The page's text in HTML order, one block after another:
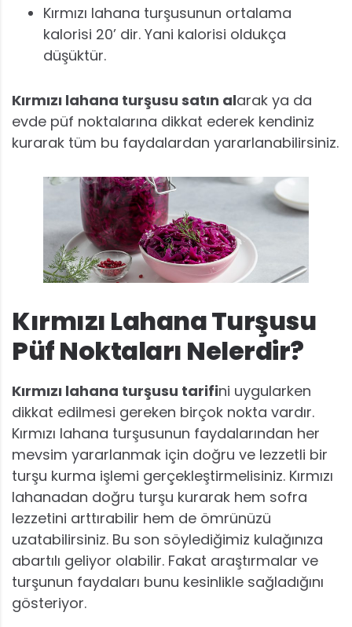
Kırmızı lahana turşusunun ortalama
kalorisi 20’ dir. Yani kalorisi oldukça
düşüktür.
Kırmızı lahana turşusu satın alarak ya da
evde püf noktalarına dikkat ederek kendiniz
kurarak tüm bu faydalardan yararlanabilirsiniz.
Kırmızı Lahana Turşusu
Püf Noktaları Nelerdir?
Kırmızı lahana turşusu tarifini uygularken
dikkat edilmesi gereken birçok nokta vardır.
Kırmızı lahana turşusunun faydalarından her
mevsim yararlanmak için doğru ve lezzetli bir
turşu kurma işlemi gerçekleştirmelisiniz. Kırmızı
lahanadan doğru turşu kurarak hem sofra
lezzetini arttırabilir hem de ömrünüzü
uzatabilirsiniz. Bu son söylediğimiz kulağınıza
abartılı geliyor olabilir. Fakat araştırmalar ve
turşunun faydaları bunu kesinlikle sağladığını
gösteriyor.